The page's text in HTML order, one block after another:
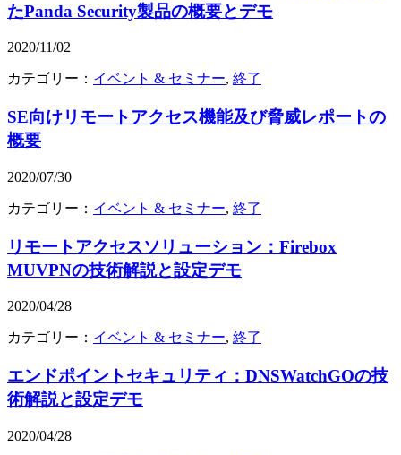
たPanda Security製品の概要とデモ
2020/11/02
カテゴリー： イベント & セミナー, 終了
SE向けリモートアクセス機能及び脅威レポートの
概要
2020/07/30
カテゴリー： イベント & セミナー, 終了
リモートアクセスソリューション：Firebox
MUVPNの技術解説と設定デモ
2020/04/28
カテゴリー： イベント & セミナー, 終了
エンドポイントセキュリティ：DNSWatchGOの技
術解説と設定デモ
2020/04/28